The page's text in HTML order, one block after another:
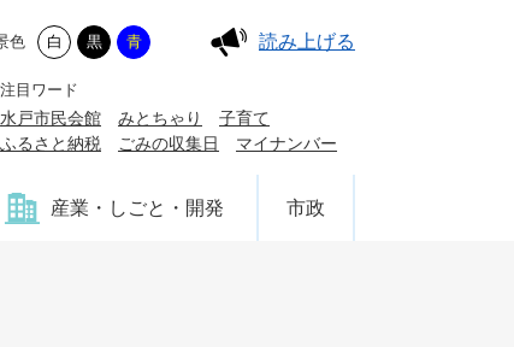
色 白 黒 青 読み上げる
注目ワード
水戸市民会館 みとちゃり
子育て
ふるさと納税
ごみの収集日 マイナンバー
産業・しごと・開発 市政